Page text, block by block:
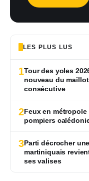
LES PLUS LUS
1Tour des yoles
nouveau du
consécutive
2Feux en
pompiers
3Parti décrocher
martiniquais
ses valises